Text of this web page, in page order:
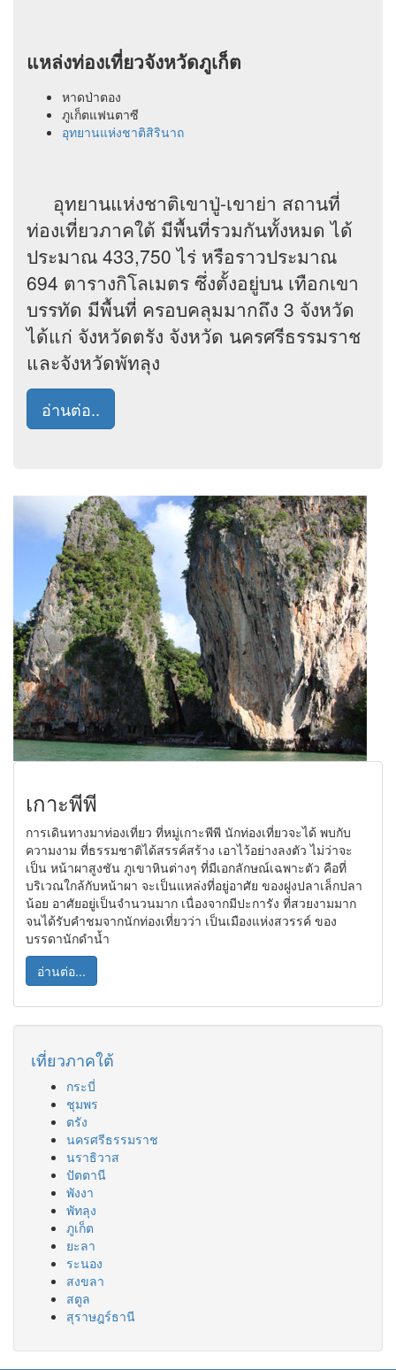
แหล่งท่องเที่ยวจังหวัดภูเก็ต
หาดป่าตอง
ภูเก็ตแฟนตาซี
อุทยานแห่งชาติสิรินาถ
อุทยานแห่งชาติเขาปู่-เขาย่า สถานที่
ท่องเที่ยวภาคใต้ มีพื้นที่รวมกันทั้งหมด ได้
ประมาณ 433,750 ไร่ หรือราวประมาณ
694 ตารางกิโลเมตร ซึ่งตั้งอยู่บน เทือกเขา
บรรทัด มีพื้นที่ ครอบคลุมมากถึง 3 จังหวัด
ได้แก่ จังหวัดตรัง จังหวัด นครศรีธรรมราช
และจังหวัดพัทลุง
อ่านต่อ..
เกาะพีพี
การเดินทางมาท่องเที่ยว ที่หมู่เกาะพีพี นักท่องเที่ยวจะได้ พบกับ
ความงาม ที่ธรรมชาติได้สรรค์สร้าง เอาไว้อย่างลงตัว ไม่ว่าจะ
เป็น หน้าผาสูงชัน ภูเขาหินต่างๆ ที่มีเอกลักษณ์เฉพาะตัว คือที่
บริเวณใกล้กับหน้าผา จะเป็นแหล่งที่อยู่อาศัย ของฝูงปลาเล็กปลา
น้อย อาศัยอยู่เป็นจำนวนมาก เนื่องจากมีปะการัง ที่สวยงามมาก
จนได้รับคำชมจากนักท่องเที่ยวว่า เป็นเมืองแห่งสวรรค์ ของ
บรรดานักดำน้ำ
อ่านต่อ...
เที่ยวภาคใต้
กระบี่
ชุมพร
ตรัง
นครศรีธรรมราช
นราธิวาส
ปัตตานี
พังงา
พัทลุง
ภูเก็ต
ยะลา
ระนอง
สงขลา
สตูล
สุราษฎร์ธานี